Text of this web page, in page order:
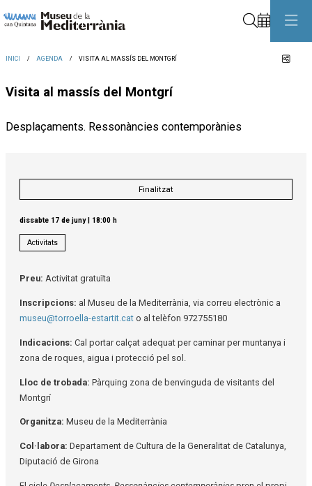
INICI AGENDA VISITA AL MASSÍS DEL MONTGRÍ
Visita al massís del Montgrí
Desplaçaments. Ressonàncies contemporànies
Finalitzat
dissabte 17 de juny| 18:00 h
Activitats
Preu: Activitat gratuïta
Inscripcions: al Museu de la Mediterrània, via correu electrònic a
museu@torroella-estartit.cat o al telèfon 972755180
Indicacions: Cal portar calçat adequat per caminar per muntanya i
zona de roques, aigua i protecció pel sol.
Lloc de trobada: Pàrquing zona de benvinguda de visitants del
Montgrí
Organitza: Museu de la Mediterrània
Col·labora: Departament de Cultura de la Generalitat de Catalunya,
Diputació de Girona